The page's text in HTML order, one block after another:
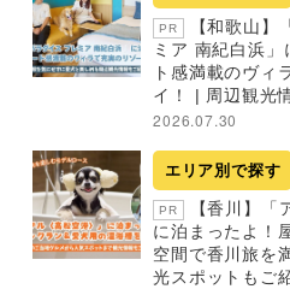
PR
【和歌山】
ミア 南紀白浜」
ト感満載のヴィ
イ！ | 周辺観光
2026.07.30
エリア別で探す
PR
【香川】「
に泊まったよ！
空間で香川旅を
光スポットもご